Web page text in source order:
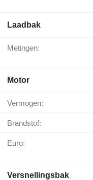
Laadbak
Metingen:
Motor
Vermogen:
Brandstof:
Euro:
Versnellingsbak